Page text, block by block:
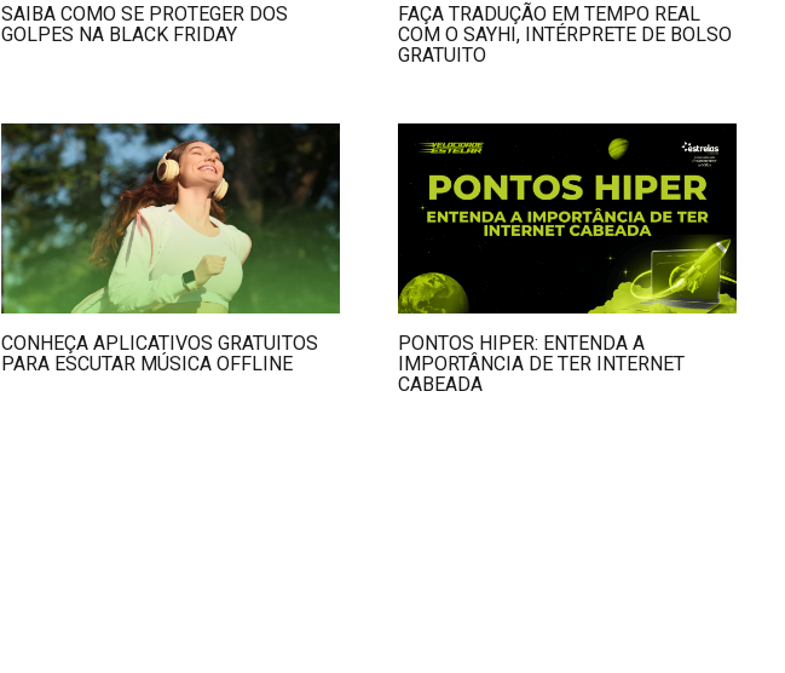
SAIBA COMO SE PROTEGER DOS
GOLPES NA BLACK FRIDAY
FAÇA TRADUÇÃO EM TEMPO REAL
COM O SAYHI, INTÉRPRETE DE BOLSO
GRATUITO
CONHEÇA APLICATIVOS GRATUITOS
PARA ESCUTAR MÚSICA OFFLINE
PONTOS HIPER: ENTENDA A
IMPORTÂNCIA DE TER INTERNET
CABEADA